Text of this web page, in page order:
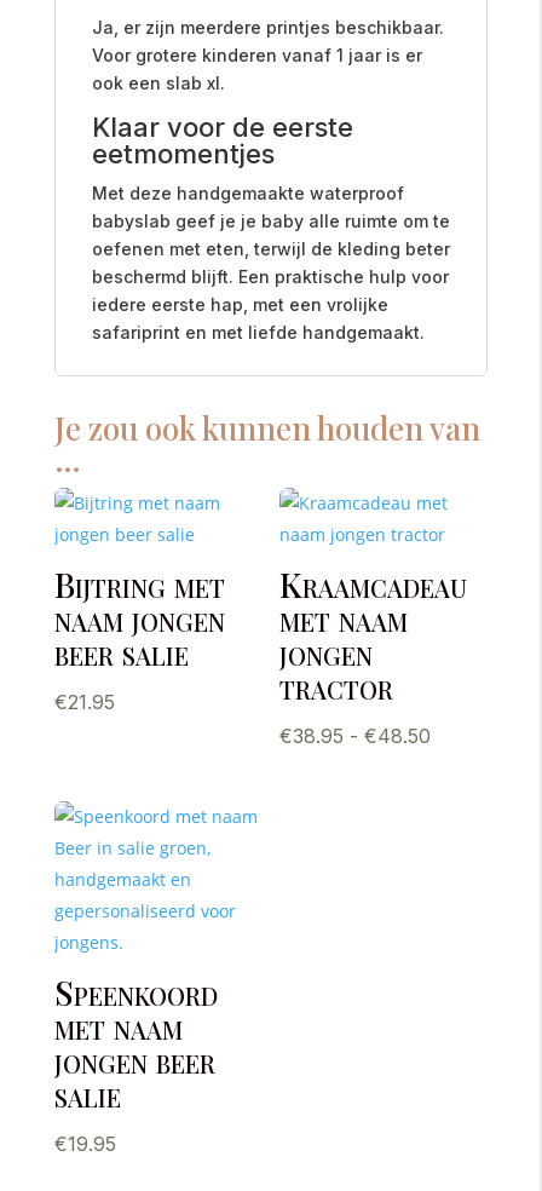
Ja, er zijn meerdere printjes beschikbaar.
Voor grotere kinderen vanaf 1 jaar is er
ook een slab xl.
Klaar voor de eerste
eetmomentjes
Met deze handgemaakte waterproof
babyslab geef je je baby alle ruimte om te
oefenen met eten, terwijl de kleding beter
beschermd blijft. Een praktische hulp voor
iedere eerste hap, met een vrolijke
safariprint en met liefde handgemaakt.
Je zou ook kunnen houden van
…
Bijtring met
naam jongen
beer salie
€21.95
Kraamcadeau
met naam
jongen
tractor
€38.95 - €48.50
Speenkoord
met naam
jongen beer
salie
€19.95